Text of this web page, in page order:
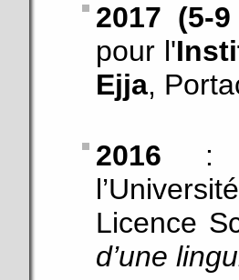
2017 (5-
pour l'
Ejja,
2016
Licence
d’une